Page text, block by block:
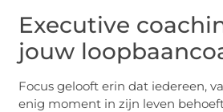
Executive
jouw
Focus gelooft erin dat iedereen,
enig moment in zijn leven